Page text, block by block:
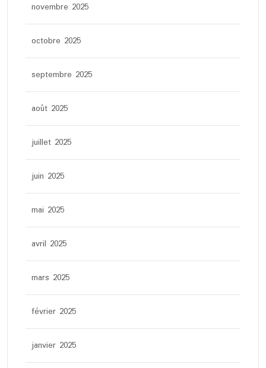
novembre 2025
octobre 2025
septembre 2025
août 2025
juillet 2025
juin 2025
mai 2025
avril 2025
mars 2025
février 2025
janvier 2025